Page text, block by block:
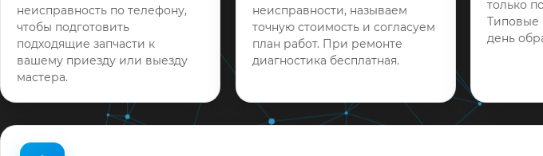
неисправность по телефону,
чтобы подготовить
подходящие запчасти к
вашему приезду или выезду
мастера.
неисправности, называем
точную стоимость и согласуем
план работ. При ремонте
диагностика бесплатная.
только
Типовые
день